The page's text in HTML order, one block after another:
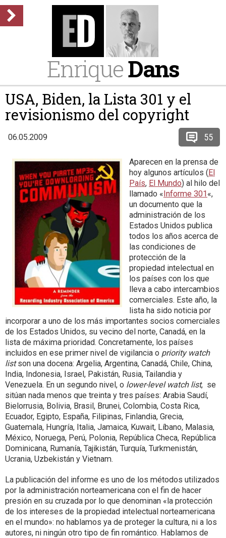
EnriqueDans
USA, Biden, la Lista 301 y el
revisionismo del copyright
06.05.2009 55
Aparecen en la prensa de
hoy algunos artículos (El
País, El Mundo) al hilo del
llamado «Informe 301«,
un documento que la
administración de los
Estados Unidos publica
todos los años acerca de
las condiciones de
protección de la
propiedad intelectual en
los países con los que
lleva a cabo intercambios
comerciales. Este año, la
lista ha sido noticia por
incorporar a uno de los más importantes socios comerciales
de los Estados Unidos, su vecino del norte, Canadá, en la
lista de máxima prioridad. Concretamente, los países
incluidos en ese primer nivel de vigilancia o priority watch
listson una docena: Argelia, Argentina, Canadá, Chile, China,
India, Indonesia, Israel, Pakistán, Rusia, Tailandia y
Venezuela. En un segundo nivel, o lower-level watch list, se
sitúan nada menos que treinta y tres países: Arabia Saudí,
Bielorrusia, Bolivia, Brasil, Brunei, Colombia, Costa Rica,
Ecuador, Egipto, España, Filipinas, Finlandia, Grecia,
Guatemala, Hungría, Italia, Jamaica, Kuwait, Líbano, Malasia,
México, Noruega, Perú, Polonia, República Checa, República
Dominicana, Rumanía, Tajikistán, Turquía, Turkmenistán,
Ucrania, Uzbekistán y Vietnam.
La publicación del informe es uno de los métodos utilizados
por la administración norteamericana con el fin de hacer
presión en su cruzada por lo que denominan «la protección
de los intereses de la propiedad intelectual norteamericana
en el mundo»: no hablamos ya de proteger la cultura, ni a los
autores, ni ningún otro tipo de fin romántico. Hablamos de